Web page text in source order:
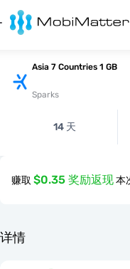
Asia 7 Countries 1 GB
Sparks
14 天
赚取 $0.35 奖励返现本
详情